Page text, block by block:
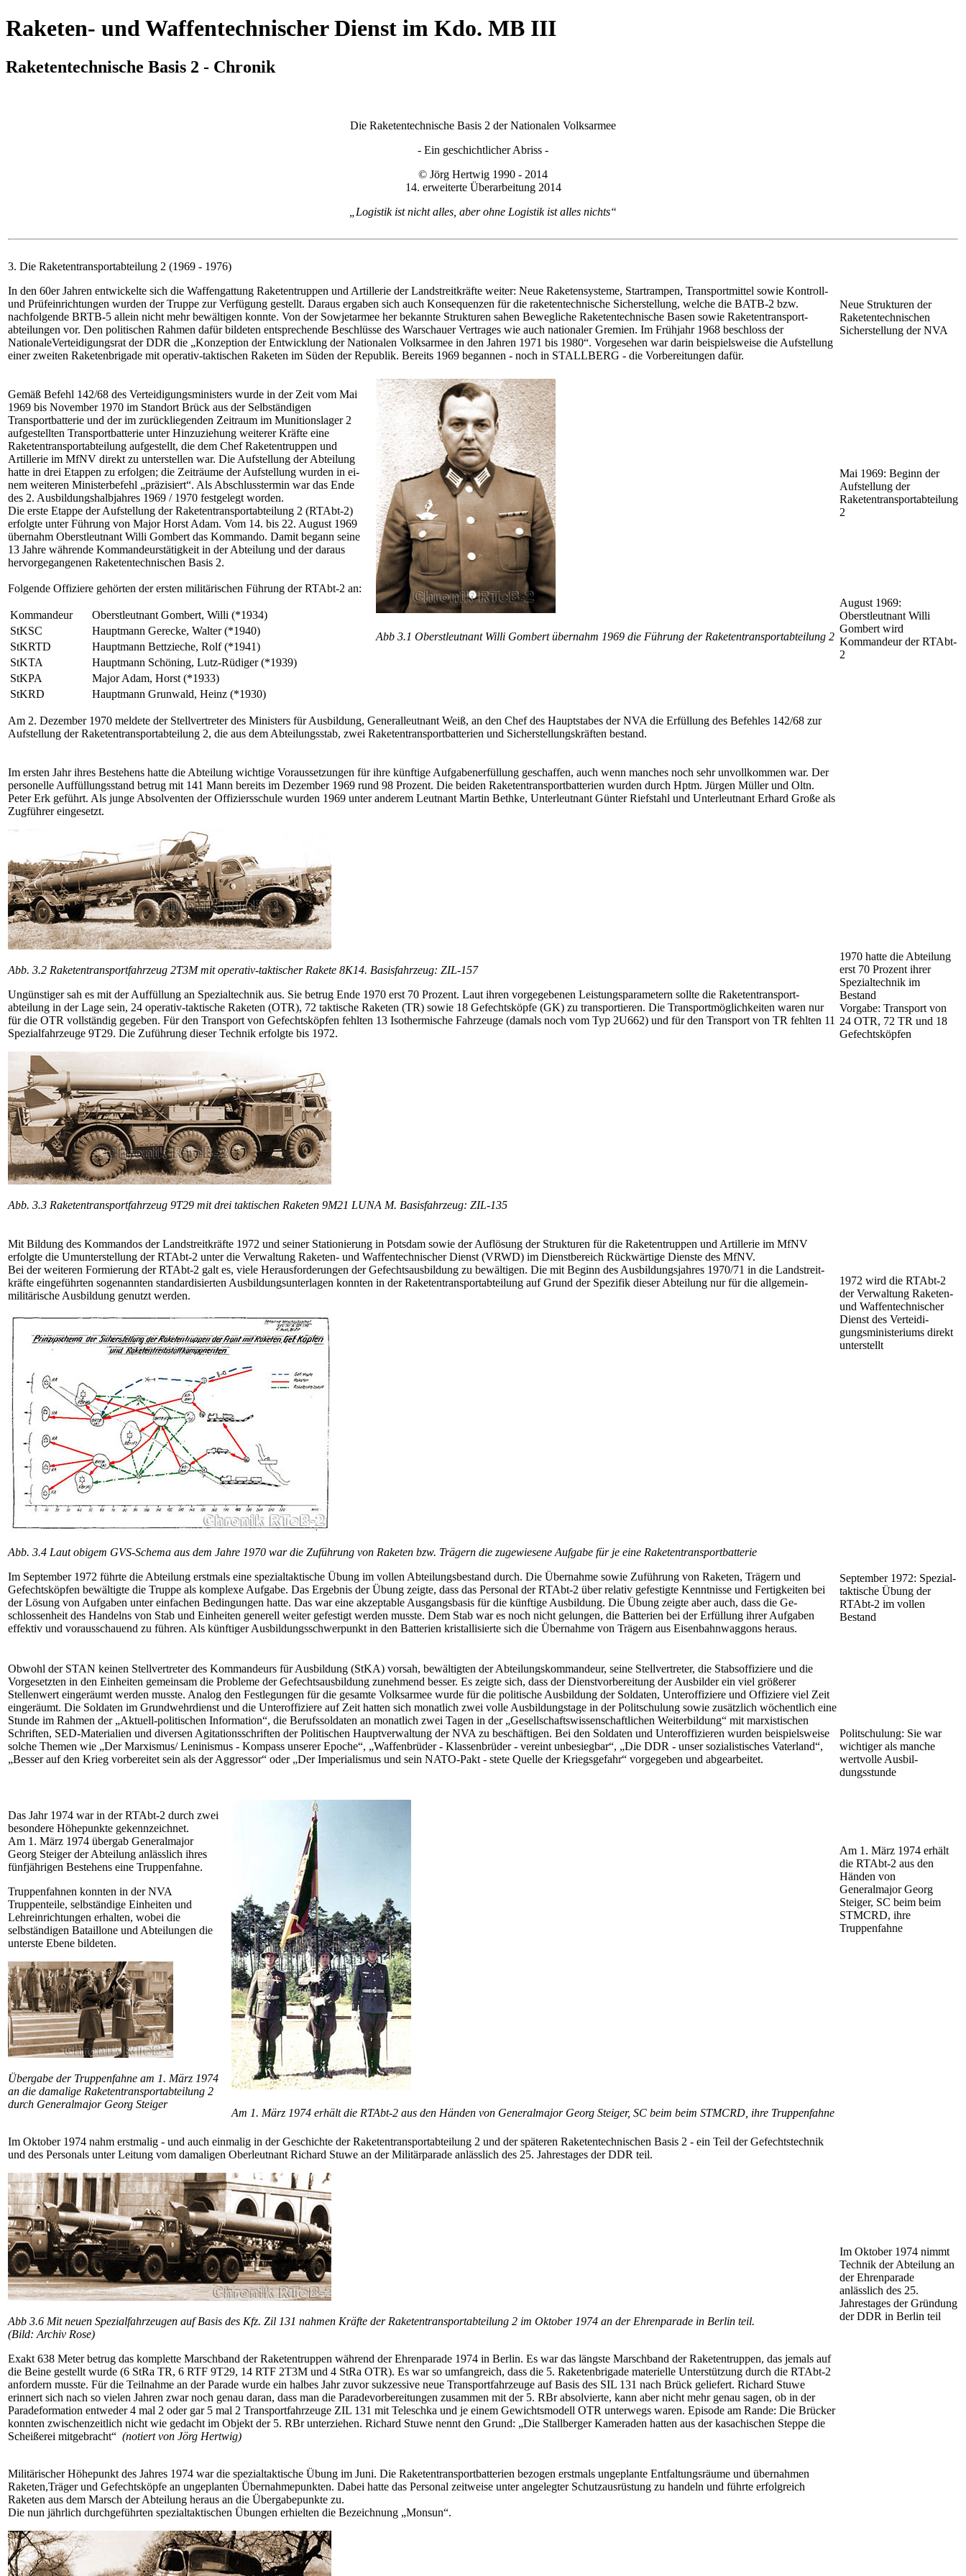
Raketen- und Waffentechnischer Dienst im Kdo. MB III
Raketentechnische Basis 2 - Chronik
Die Raketentechnische Basis 2 der Nationalen Volksarmee
- Ein geschichtlicher Abriss -
© Jörg Hertwig 1990 - 2014
14. erweiterte Überarbeitung 2014
„Logistik ist nicht alles, aber ohne Logistik ist alles nichts“
3. Die Raketentransportabteilung 2 (1969 - 1976)
In den 60er Jahren entwickelte sich die Waffengattung Raketentruppen und Artillerie der Landstreitkräfte weiter: Neue Raketensysteme, Startrampen, Transportmittel sowie Kon­troll-
und Prüfeinrichtungen wurden der Truppe zur Verfügung gestellt. Daraus er­gaben sich auch Konsequenzen für die raketentechnische Sicherstellung, welche die BATB-2 bzw.
nachfolgende BRTB-5 allein nicht mehr bewältigen konnte. Von der Sowjetarmee her bekannte Strukturen sahen Bewegliche Raketentechnische Basen sowie Raketentransport­
abteilungen vor. Den politischen Rahmen dafür bildeten ent­sprechende Beschlüsse des Warschauer Vertrages wie auch nationaler Gremien. Im Frühjahr 1968 beschloss der
NationaleVerteidigungsrat der DDR die „Konzeption der Entwicklung der Nationalen Volksarmee in den Jahren 1971 bis 1980“. Vorgesehen war darin beispielsweise die Aufstellung
einer zweiten Raketenbrigade mit operativ-tak­tischen Raketen im Süden der Republik. Bereits 1969 begannen - noch in STALLBERG - die Vorbereitungen dafür.
Neue Strukturen der
Raketen­technischen
Sicherstellung der NVA
Abb 3.1 Oberstleutnant Willi Gombert übernahm 1969 die Führung der Raketentransportabteilung 2
Gemäß Befehl 142/68 des Verteidigungs­ministers wurde in der Zeit vom Mai
1969 bis November 1970 im Standort Brück aus der Selbständigen
Transportbatterie und der im zurückliegenden Zeitraum im Munitions­lager 2
aufgestellten Transportbatterie unter Hinzuziehung weiterer Kräfte eine
Raketen­transportabteilung aufgestellt, die dem Chef Raketentruppen und
Artillerie im MfNV di­rekt zu unterstellen war. Die Aufstellung der Abteilung
hatte in drei Etappen zu erfolgen; die Zeiträume der Aufstellung wurden in ei­
nem weiteren Ministerbefehl „präzisiert“. Als Abschlusstermin war das Ende
des 2. Ausbildungshalbjahres 1969 / 1970 festge­legt worden.
Die erste Etappe der Aufstellung der Rake­tentransportabteilung 2 (RTAbt-2)
erfolgte unter Führung von Major Horst Adam. Vom 14. bis 22. August 1969
übernahm Oberst­leutnant Willi Gombert das Kommando. Damit begann seine
13 Jahre währende Kommandeurstätigkeit in der Abteilung und der daraus
hervorgegangenen Raketentechnischen Basis 2.
Folgende Offiziere gehörten der ersten militärischen Führung der RTAbt-2 an:
Kommandeur
Oberstleutnant Gombert, Willi (*1934)
StKSC
Hauptmann Gerecke, Walter (*1940)
StKRTD
Hauptmann Bettzieche, Rolf (*1941)
StKTA
Hauptmann Schöning, Lutz-Rüdiger (*1939)
StKPA
Major Adam, Horst (*1933)
StKRD
Hauptmann Grunwald, Heinz (*1930)
Am 2. Dezember 1970 meldete der Stellvertreter des Ministers für Ausbildung, General­leutnant Weiß, an den Chef des Hauptstabes der NVA die Erfüllung des Befehles 142/68 zur
Aufstellung der Raketentransportabteilung 2, die aus dem Abteilungsstab, zwei Ra­ketentransportbatterien und Sicherstellungskräften bestand.
Mai 1969: Beginn der
Aufstellung der
Raketentransportabteilung
2
August 1969:
Oberstleutnant Willi
Gombert wird
Kommandeur der RTAbt-
2
Im ersten Jahr ihres Bestehens hatte die Abteilung wichtige Voraussetzungen für ihre künftige Aufgabenerfüllung geschaffen, auch wenn manches noch sehr unvollkommen war. Der
personelle Auffüllungsstand betrug mit 141 Mann bereits im Dezember 1969 rund 98 Prozent. Die beiden Raketentransportbatterien wurden durch Hptm. Jürgen Mül­ler und Oltn.
Peter Erk geführt. Als junge Absolventen der Offiziersschule wurden 1969 unter anderem Leutnant Martin Bethke, Unterleutnant Günter Riefstahl und Unterleut­nant Erhard Große als
Zugführer eingesetzt.
Abb. 3.2 Raketentransportfahrzeug 2T3M mit operativ-taktischer Rakete 8K14. Basisfahrzeug: ZIL-157
Ungünstiger sah es mit der Auffüllung an Spezialtechnik aus. Sie betrug Ende 1970 erst 70 Prozent. Laut ihren vorgegebenen Leistungsparametern sollte die Raketentransport­
abteilung in der Lage sein, 24 operativ-taktische Raketen (OTR), 72 taktische Raketen (TR) sowie 18 Gefechtsköpfe (GK) zu transportieren. Die Transportmöglichkeiten wa­ren nur
für die OTR vollständig gegeben. Für den Transport von Gefechtsköpfen fehlten 13 Isothermische Fahr­zeuge (damals noch vom Typ 2U662) und für den Transport von TR fehlten 11
Spezial­fahr­zeuge 9T29. Die Zuführung dieser Technik erfolgte bis 1972.
Abb. 3.3 Raketentransportfahrzeug 9T29 mit drei taktischen Raketen 9M21 LUNA M. Basisfahrzeug: ZIL-135
1970 hatte die Abteilung
erst 70 Prozent ihrer
Spezialtechnik im
Bestand
Vorgabe: Transport von
24 OTR, 72 TR und 18
Gefechtsköpfen
Mit Bildung des Kommandos der Landstreitkräfte 1972 und seiner Stationierung in Pots­dam sowie der Auflösung der Strukturen für die Raketentruppen und Artillerie im MfNV
erfolgte die Umunterstellung der RTAbt-2 unter die Verwaltung Raketen- und Waffen­technischer Dienst (VRWD) im Dienstbereich Rückwärtige Dienste des MfNV.
Bei der weiteren Formierung der RTAbt-2 galt es, viele Herausforderungen der Ge­fechts­ausbildung zu bewältigen. Die mit Beginn des Ausbildungsjahres 1970/71 in die Landstreit­
kräfte eingeführten sogenannten standardisierten Ausbildungsunterlagen kon­nten in der Raketentransportabteilung auf Grund der Spezifik dieser Abteilung nur für die allgemein-
militärische Ausbildung genutzt werden.
Abb. 3.4 Laut obigem GVS-Schema aus dem Jahre 1970 war die Zuführung von Raketen bzw. Trägern die zugewiesene Aufgabe für je eine Raketentransportbatterie
Im September 1972 führte die Abteilung erstmals eine spezialtaktische Übung im vollen Abteilungsbestand durch. Die Übernahme sowie Zuführung von Raketen, Trägern und
Gefechtsköpfen bewältigte die Truppe als komplexe Aufgabe. Das Ergebnis der Übung zeigte, dass das Personal der RTAbt-2 über relativ gefestigte Kenntnisse und Fertigkei­ten bei
der Lösung von Aufgaben unter einfachen Bedingungen hatte. Das war eine ak­zeptable Ausgangsbasis für die künftige Ausbildung. Die Übung zeigte aber auch, dass die Ge­
schlossenheit des Handelns von Stab und Einheiten generell weiter gefestigt werden muss­te. Dem Stab war es noch nicht gelungen, die Batterien bei der Erfüllung ihrer Auf­gaben
effektiv und vorausschauend zu führen. Als künftiger Ausbildungsschwer­punkt in den Batterien kristallisierte sich die Übernahme von Trägern aus Eisenbahn­waggons heraus.
1972 wird die RTAbt-2
der Ver­waltung Raketen-
und Waffen­technischer
Dienst des Verteidi­
gungsministeriums direkt
unter­stellt
September 1972: Spezial-
taktische Übung der
RTAbt-2 im vollen
Bestand
Obwohl der STAN keinen Stellvertreter des Kommandeurs für Ausbildung (StKA) vor­sah, bewältigten der Abteilungskommandeur, seine Stellvertreter, die Stabsoffiziere und die
Vorgesetzten in den Einheiten gemeinsam die Probleme der Gefechtsausbildung zuneh­mend besser. Es zeigte sich, dass der Dienstvorbereitung der Ausbilder ein viel grö­ßerer
Stellenwert eingeräumt werden musste. Analog den Festlegungen für die gesamte Volks­armee wurde für die politische Ausbildung der Soldaten, Unteroffiziere und Offi­ziere viel Zeit
eingeräumt. Die Soldaten im Grundwehrdienst und die Unteroffiziere auf Zeit hatten sich monatlich zwei volle Ausbildungstage in der Politschulung sowie zu­sätzlich wöchent­lich eine
Stunde im Rahmen der „Aktuell-politischen Information“, die Berufssoldaten an monatlich zwei Tagen in der „Gesellschaftswissenschaftlichen Wei­terbildung“ mit marxis­tischen
Schriften, SED-Materialien und diversen Agitations­schriften der Politischen Haupt­verwaltung der NVA zu beschäftigen. Bei den Soldaten und Unteroffizieren wurden bei­spielsweise
solche Themen wie „Der Marxismus/ Leni­nismus - Kompass unserer Epoche“, „Waffenbrüder - Klassenbrüder - vereint unbesieg­bar“, „Die DDR - unser sozialistisches Vaterland“,
„Besser auf den Krieg vorbereitet sein als der Aggressor“ oder „Der Imperia­lismus und sein NATO-Pakt - stete Quelle der Kriegsgefahr“ vorgegeben und abgearbeitet.
Politschulung: Sie war
wichtiger als manche
wertvolle Ausbil­
dungsstunde
Am 1. März 1974 erhält die RTAbt-2 aus den Händen von Generalmajor Georg Steiger, SC beim beim STMCRD, ihre Truppenfahne
Das Jahr 1974 war in der RTAbt-2 durch zwei
besondere Höhepunkte gekennzeich­net.
Am 1. März 1974 übergab Generalmajor
Georg Steiger der Abteilung anlässlich ihres
fünfjährigen Bestehens eine Trup­penfahne.
Truppenfahnen konnten in der NVA
Truppenteile, selbständige Einheiten und
Lehreinrichtungen erhalten, wobei die
selbständigen Bataillone und Abteilun­gen die
unterste Ebene bildeten.
Übergabe der Truppenfahne am 1. März 1974
an die damalige Raketentransport­abteilung 2
durch Generalmajor Georg Steiger
Im Oktober 1974 nahm erstmalig - und auch einmalig in der Geschichte der Raketen­transportabteilung 2 und der späteren Ra­ketentechnischen Basis 2 - ein Teil der Gefechtstechnik
und des Personals unter Leitung vom damaligen Oberleutnant Richard Stuwe an der Militärparade an­lässlich des 25. Jahres­tages der DDR teil.
Abb 3.6 Mit neuen Spezialfahrzeugen auf Basis des Kfz. Zil 131 nahmen Kräfte der Raketentransportabteilung 2 im Oktober 1974 an der Ehrenparade in Berlin teil.
(Bild: Archiv Rose)
Exakt 638 Meter betrug das komplette Marschband der Raketentruppen während der Ehrenparade 1974 in Berlin. Es war das längste Marschband der Raketentruppen, das jemals auf
die Beine gestellt wurde (6 StRa TR, 6 RTF 9T29, 14 RTF 2T3M und 4 StRa OTR). Es war so umfangreich, dass die 5. Raketenbrigade materielle Unterstüt­zung durch die RTAbt-2
anfordern musste. Für die Teilnahme an der Parade wurde ein halbes Jahr zuvor sukzessive neue Transportfahrzeuge auf Basis des SIL 131 nach Brück geliefert. Richard Stuwe
erinnert sich nach so vielen Jahren zwar noch genau daran, dass man die Paradevorbereitungen zusammen mit der 5. RBr absolvierte, kann aber nicht mehr genau sagen, ob in der
Paradeformation entweder 4 mal 2 oder gar 5 mal 2 Transportfahrzeuge ZIL 131 mit Teleschka und je einem Gewichtsmodell OTR unterwegs waren. Episode am Rande: Die Brücker
konnten zwischenzeitlich nicht wie gedacht im Objekt der 5. RBr unterziehen. Richard Stuwe nennt den Grund: „Die Stallberger Kameraden hatten aus der kasachischen Steppe die
Scheißerei mitge­bracht“ (notiert von Jörg Hertwig)
Militärischer Höhepunkt des Jahres 1974 war die spezialtaktische Übung im Juni. Die Raketentransportbatterien bezogen erstmals ungeplante Entfaltungsräume und übernah­men
Raketen,Träger und Gefechtsköpfe an ungeplanten Übernahmepunkten. Dabei hatte das Personal zeitweise unter angelegter Schutzausrüstung zu handeln und führte erfolg­reich
Raketen aus dem Marsch der Abteilung heraus an die Übergabepunkte zu.
Die nun jährlich durchgeführten spezialtaktischen Übungen erhielten die Bezeichnung „Monsun“.
Am 1. März 1974 erhält
die RTAbt-2 aus den
Händen von
Generalmajor Georg
Steiger, SC beim beim
STMCRD, ihre
Truppenfahne
Im Oktober 1974 nimmt
Technik der Abteilung an
der Ehrenparade
anlässlich des 25.
Jahrestages der Gründung
der DDR in Berlin teil